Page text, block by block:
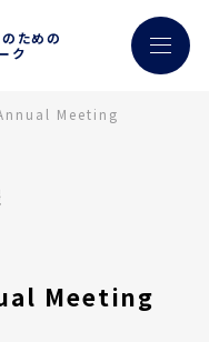
ための
ク
Meeting
Meeting